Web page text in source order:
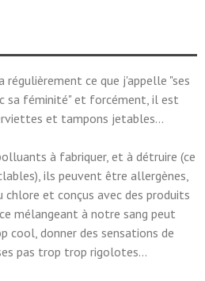
régulièrement ce que j'appelle "ses
sa féminité" et forcément, il est
et tampons jetables...
à fabriquer, et à détruire (ce
ils peuvent être allergènes,
chlore et conçus avec des produits
mélangeant à notre sang peut
cool, donner des sensations de
pas trop trop rigolotes...